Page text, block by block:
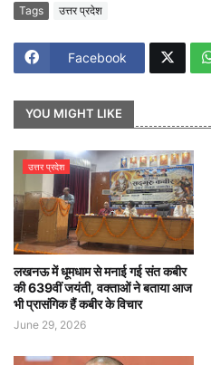
Tags उत्तर प्रदेश
Facebook
YOU MIGHT LIKE
उत्तर प्रदेश
लखनऊ में धूमधाम से मनाई गई संत कबीर
की 639वीं जयंती, वक्ताओं ने बताया आज
भी प्रासंगिक हैं कबीर के विचार
June 29, 2026